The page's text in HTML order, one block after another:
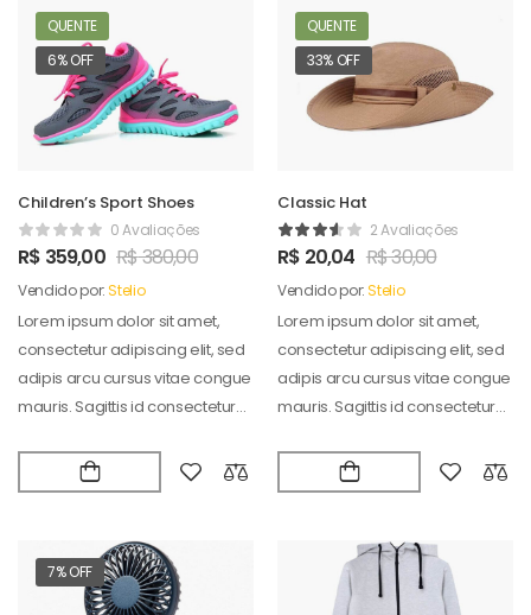
QUENTE
6% OFF
Children’s Sport Shoes
0 Avaliações
R$ 359,00 R$380,00
Vendido por:Stelio
Lorem ipsum dolor sit amet,
consectetur adipiscing elit, sed
adipis arcu cursus vitae congue
mauris. Sagittis id consectetur
QUENTE
33% OFF
Classic Hat
2 Avaliações
R$ 20,04 R$30,00
Vendido por:Stelio
Lorem ipsum dolor sit amet,
consectetur adipiscing elit, sed
adipis arcu cursus vitae congue
mauris. Sagittis id consectetur
7% OFF